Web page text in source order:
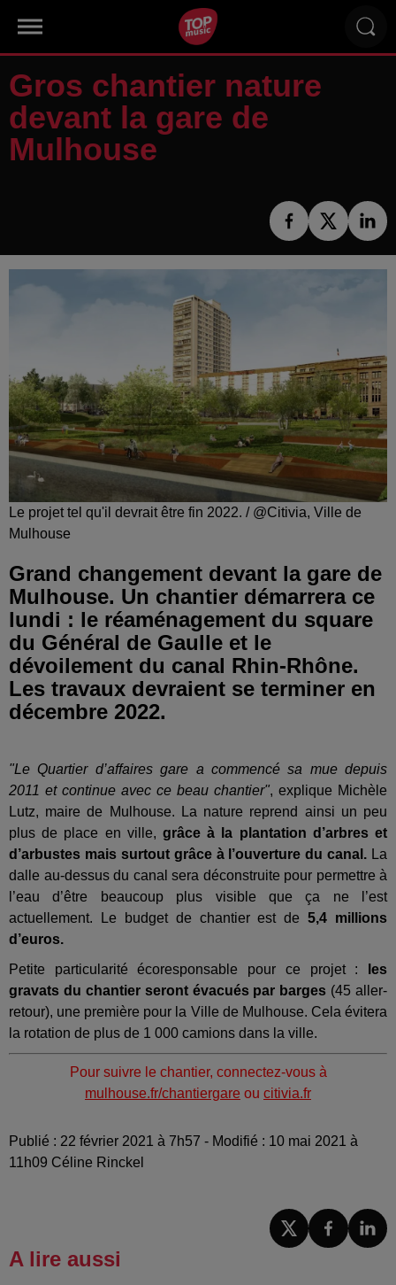
Gros chantier nature
devant la gare de
Mulhouse
Le projet tel qu'il devrait être fin 2022. / @Citivia, Ville de
Mulhouse
Grand changement devant la gare de
Mulhouse. Un chantier démarrera ce
lundi : le réaménagement du square
du Général de Gaulle et le
dévoilement du canal Rhin-Rhône.
Les travaux devraient se terminer en
décembre 2022.
"Le Quartier d’affaires gare a commencé sa mue depuis
2011 et continue avec ce beau chantier", explique Michèle
Lutz, maire de Mulhouse. La nature reprend ainsi un peu
plus de place en ville, grâce à la plantation d’arbres et
d’arbustes mais surtout grâce à l’ouverture du canal. La
dalle au-dessus du canal sera déconstruite pour permettre à
l’eau d’être beaucoup plus visible que ça ne l’est
actuellement. Le budget de chantier est de5,4 millions
d’euros.
Petite particularité écoresponsable pour ce projet :
les
gravats du chantier seront évacués par barges (45 aller-
retour), une première pour la Ville de Mulhouse. Cela évitera
la rotation de plus de 1 000 camions dans la ville.
Pour suivre le chantier, connectez-vous à
mulhouse.fr/chantiergare ou citivia.fr
Publié : 22 février 2021 à 7h57 - Modifié : 10 mai 2021 à
11h09 Céline Rinckel
A lire aussi